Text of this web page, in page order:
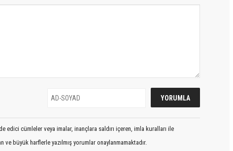
edici cümleler veya imalar, inançlara saldırı içeren, imla kuralları ile
ve büyük harflerle yazılmış yorumlar onaylanmamaktadır.